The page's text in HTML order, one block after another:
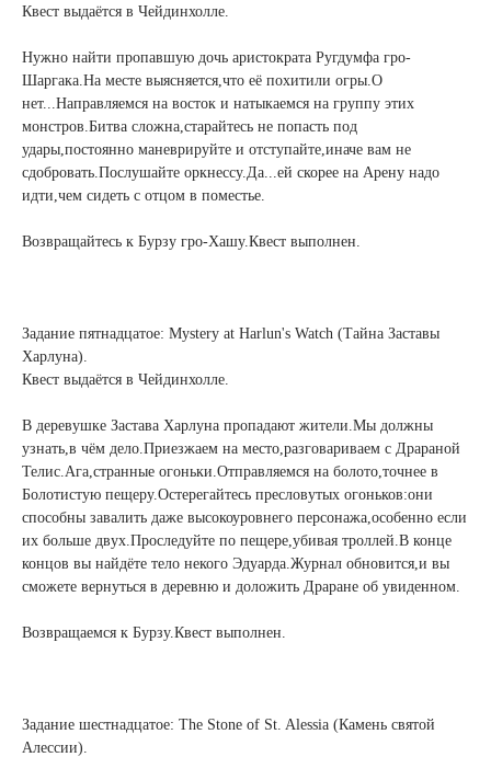
Квест выдаётся в Чейдинхолле.
Нужно найти пропавшую дочь аристократа Ругдумфа гро-
Шаргака.На месте выясняется,что её похитили огры.О
нет...Направляемся на восток и натыкаемся на группу этих
монстров.Битва сложна,старайтесь не попасть под
удары,постоянно маневрируйте и отступайте,иначе вам не
сдобровать.Послушайте оркнессу.Да...ей скорее на Арену надо
идти,чем сидеть с отцом в поместье.
Возвращайтесь к Бурзу гро-Хашу.Квест выполнен.
Задание пятнадцатое: Mystery at Harlun's Watch (Тайна Заставы
Харлуна).
Квест выдаётся в Чейдинхолле.
В деревушке Застава Харлуна пропадают жители.Мы должны
узнать,в чём дело.Приезжаем на место,разговариваем с Драраной
Телис.Ага,странные огоньки.Отправляемся на болото,точнее в
Болотистую пещеру.Остерегайтесь пресловутых огоньков:они
способны завалить даже высокоуровнего персонажа,особенно если
их больше двух.Проследуйте по пещере,убивая троллей.В конце
концов вы найдёте тело некого Эдуарда.Журнал обновится,и вы
сможете вернуться в деревню и доложить Драране об увиденном.
Возвращаемся к Бурзу.Квест выполнен.
Задание шестнадцатое: The Stone of St. Alessia (Камень святой
Алессии).